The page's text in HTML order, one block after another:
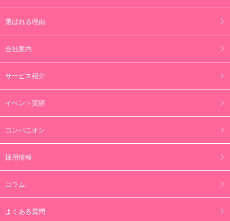
選ばれる理由
会社案内
サービス紹介
イベント実績
コンパニオン
採用情報
コラム
よくある質問